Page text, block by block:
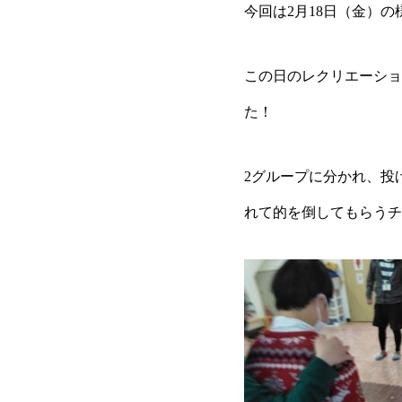
今回は2月18日（金）
この日のレクリエーシ
た！
2グループに分かれ、
れて的を倒してもらう